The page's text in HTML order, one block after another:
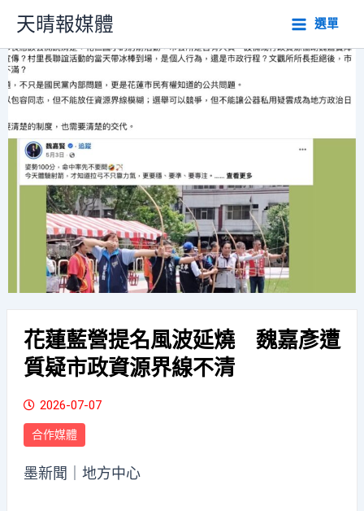
主
要
內
容
天晴報媒體 選單
花蓮藍營提名風波延燒 魏嘉彥遭
質疑市政資源界線不清
2026-07-07
合作媒體
墨新聞 ｜地方中心